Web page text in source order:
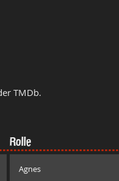
TMDb.
Rolle
Agnes